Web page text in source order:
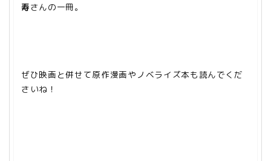
寿さんの一冊。
ぜひ映画と併せて原作漫画やノベライズ本も読んでくだ
さいね！